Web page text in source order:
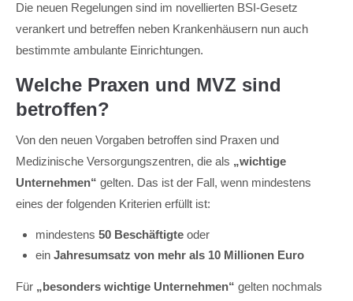
Die neuen Regelungen sind im novellierten BSI-Gesetz
verankert und betreffen neben Krankenhäusern nun auch
bestimmte ambulante Einrichtungen.
Welche Praxen und MVZ sind
betroffen?
Von den neuen Vorgaben betroffen sind Praxen und
Medizinische Versorgungszentren, die als „wichtige
Unternehmen“ gelten. Das ist der Fall, wenn mindestens
eines der folgenden Kriterien erfüllt ist:
mindestens 50 Beschäftigte oder
ein Jahresumsatz von mehr als 10 Millionen Euro
Für „besonders wichtige Unternehmen“ gelten nochmals